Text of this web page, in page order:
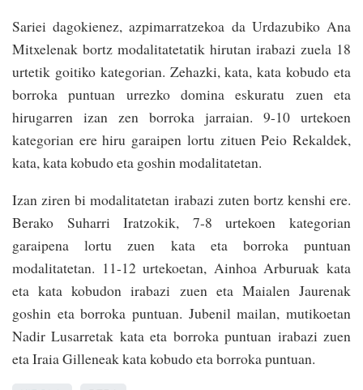
Sariei dagokienez, azpimarratzekoa da Urdazubiko Ana
Mitxelenak bortz modalitatetatik hirutan irabazi zuela 18
urtetik goitiko kategorian. Zehazki, kata, kata kobudo eta
borroka puntuan urrezko domina eskuratu zuen eta
hirugarren izan zen borroka jarraian. 9-10 urtekoen
kategorian ere hiru garaipen lortu zituen Peio Rekaldek,
kata, kata kobudo eta goshin modalitatetan.
Izan ziren bi modalitatetan irabazi zuten bortz kenshi ere.
Berako Suharri Iratzokik, 7-8 urtekoen kategorian
garaipena lortu zuen kata eta borroka puntuan
modalitatetan. 11-12 urtekoetan, Ainhoa Arburuak kata
eta kata kobudon irabazi zuen eta Maialen Jaurenak
goshin eta borroka puntuan. Jubenil mailan, mutikoetan
Nadir Lusarretak kata eta borroka puntuan irabazi zuen
eta Iraia Gilleneak kata kobudo eta borroka puntuan.